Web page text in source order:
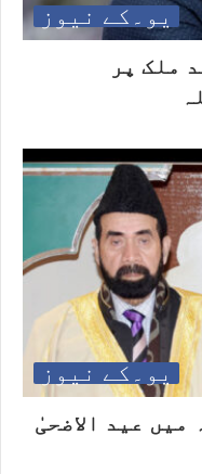
یو۔کے نیوز
ملک پر
یو۔کے نیوز
عید الاضحیٰ